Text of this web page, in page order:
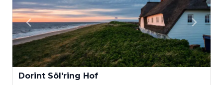
Dorint Söl'ring Hof